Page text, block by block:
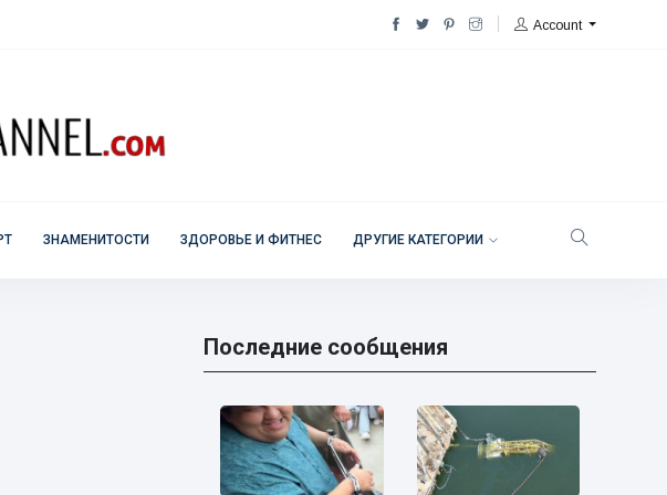
Account
ЗНАМЕНИТОСТИ ЗДОРОВЬЕ И ФИТНЕС ДРУГИЕ КАТЕГОРИИ
Последние сообщения